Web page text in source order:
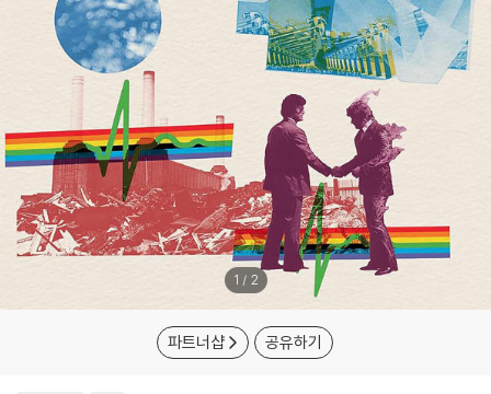
1 / 2
파트너샵 공유하기